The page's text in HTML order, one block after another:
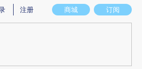
图存在偏差。不代表财新观点和立场。推荐点击链
商城 订阅
注册